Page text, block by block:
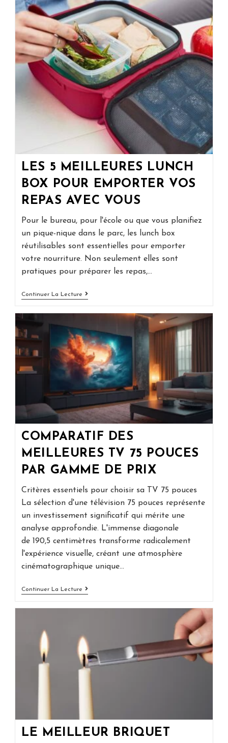
Barbecues
2026
LES 5 MEILLEURES LUNCH
BOX POUR EMPORTER VOS
REPAS AVEC VOUS
Pour le bureau, pour l'école ou que vous planifiez
un pique-nique dans le parc, les lunch box
réutilisables sont essentielles pour emporter
votre nourriture. Non seulement elles sont
pratiques pour préparer les repas,…
Continuer La Lecture Les
5
Pour
Emporter
Vos
Repas
Avec
Vous
COMPARATIF DES
MEILLEURES TV 75 POUCES
PAR GAMME DE PRIX
Critères essentiels pour choisir sa TV 75 pouces
La sélection d'une télévision 75 pouces représente
un investissement significatif qui mérite une
analyse approfondie. L'immense diagonale
de 190,5 centimètres transforme radicalement
l'expérience visuelle, créant une atmosphère
cinématographique unique…
Continuer La Lecture Comparatif
Par
Gamme
De
Prix
LE MEILLEUR BRIQUET